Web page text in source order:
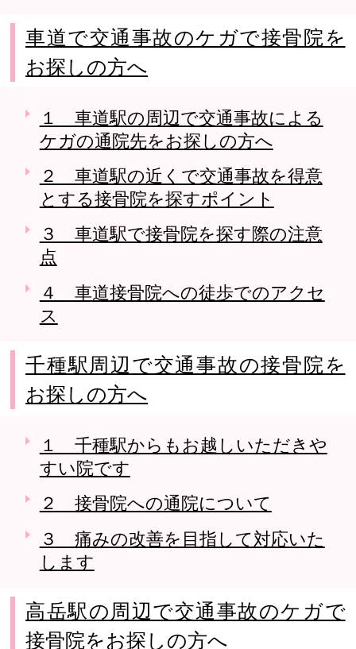
車道で交通事故のケガで接骨院を
お探しの方へ
１ 車道駅の周辺で交通事故による
ケガの通院先をお探しの方へ
２ 車道駅の近くで交通事故を得意
とする接骨院を探すポイント
３ 車道駅で接骨院を探す際の注意
点
４ 車道接骨院への徒歩でのアクセ
ス
千種駅周辺で交通事故の接骨院を
お探しの方へ
１ 千種駅からもお越しいただきや
すい院です
２ 接骨院への通院について
３ 痛みの改善を目指して対応いた
します
高岳駅の周辺で交通事故のケガで
接骨院をお探しの方へ